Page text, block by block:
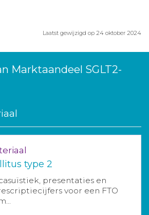
Laatst gewijzigd op 24 oktober 2024
Marktaandeel SGLT2-
type 2
presentaties en
voor een FTO